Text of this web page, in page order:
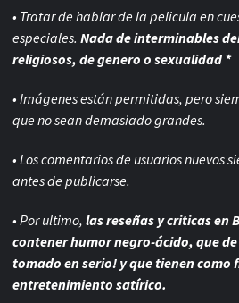
• Tratar de hablar de la pelicula en
especiales. Nada de interminables
religiosos, de genero o sexualidad *
• Imágenes están permitidas, pero
que no sean demasiado grandes.
• Los comentarios de usuarios nuevos
antes de publicarse.
• Por ultimo, las reseñas y criticas en
contener humor negro-ácido, que
tomado en serio! y que tienen como
entretenimiento satírico.